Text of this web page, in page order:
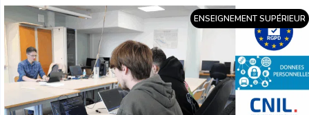
ENSEIGNEMENT SUPÉRIEUR